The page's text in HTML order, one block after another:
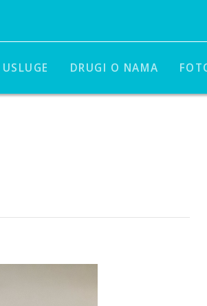
USLUGE DRUGI O NAMA